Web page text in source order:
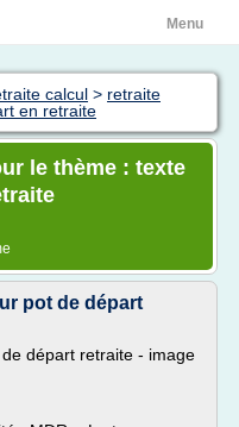
Menu
calcul > retraite
en retraite
le thème : texte
pot de départ
départ retraite - image